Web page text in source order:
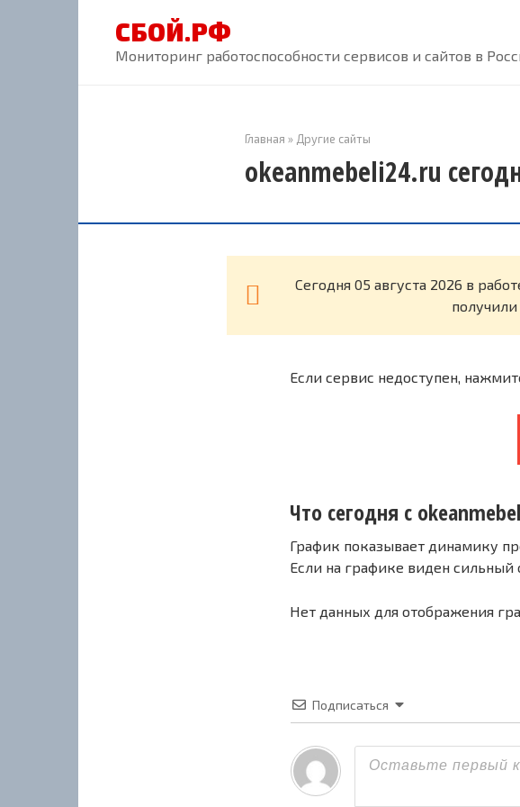
СБОЙ.РФ
Мониторинг работоспособности сервисов и сайтов в
Главная » Другие сайты
okeanmebeli24.ru
Cегодня 05 августа 2026 в
Если сервис недоступен,
Что сегодня с
График показывает динамику
Если на графике виден
Нет данных для отображения
Подписаться